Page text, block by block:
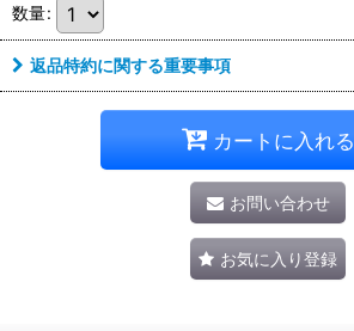
数量:
返品特約に関する重要事項
カートに入れる
お問い合わせ
お気に入り登録